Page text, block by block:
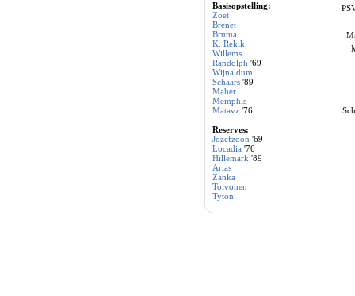
Basisopstelling:
Zoet
Brenet
Bruma
K. Rekik
Willems
Randolph '69
Wijnaldum
Schaars'89
Maher
Memphis
Matavz'76
Reserves:
Jozefzoon '69
Locadia '76
Hillemark '89
Arias
Zanka
Toivonen
Tyton